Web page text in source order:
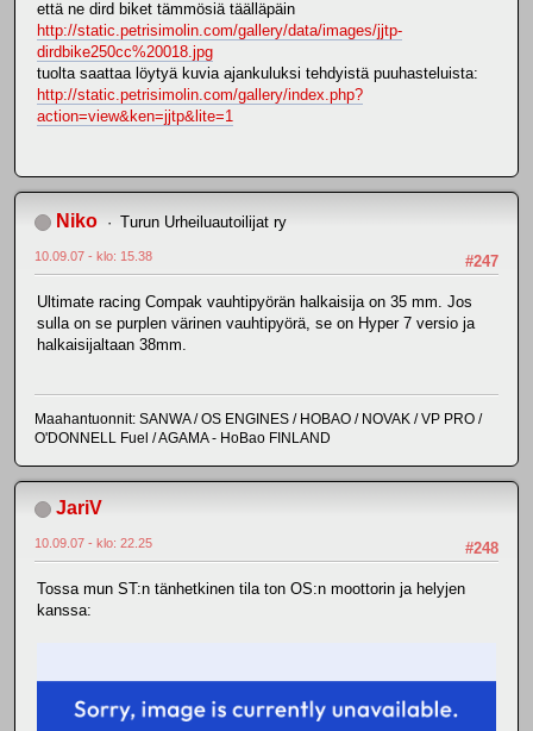
että ne dird biket tämmösiä täälläpäin
http://static.petrisimolin.com/gallery/data/images/jjtp-
dirdbike250cc%20018.jpg
tuolta saattaa löytyä kuvia ajankuluksi tehdyistä puuhasteluista:
http://static.petrisimolin.com/gallery/index.php?
action=view&ken=jjtp&lite=1
Niko Turun Urheiluautoilijat ry
#247
10.09.07 - klo: 15.38
Ultimate racing Compak vauhtipyörän halkaisija on 35 mm. Jos
sulla on se purplen värinen vauhtipyörä, se on Hyper 7 versio ja
halkaisijaltaan 38mm.
Maahantuonnit: SANWA / OS ENGINES / HOBAO / NOVAK / VP PRO /
O'DONNELL Fuel / AGAMA - HoBao FINLAND
JariV
#248
10.09.07 - klo: 22.25
Tossa mun ST:n tänhetkinen tila ton OS:n moottorin ja helyjen
kanssa: